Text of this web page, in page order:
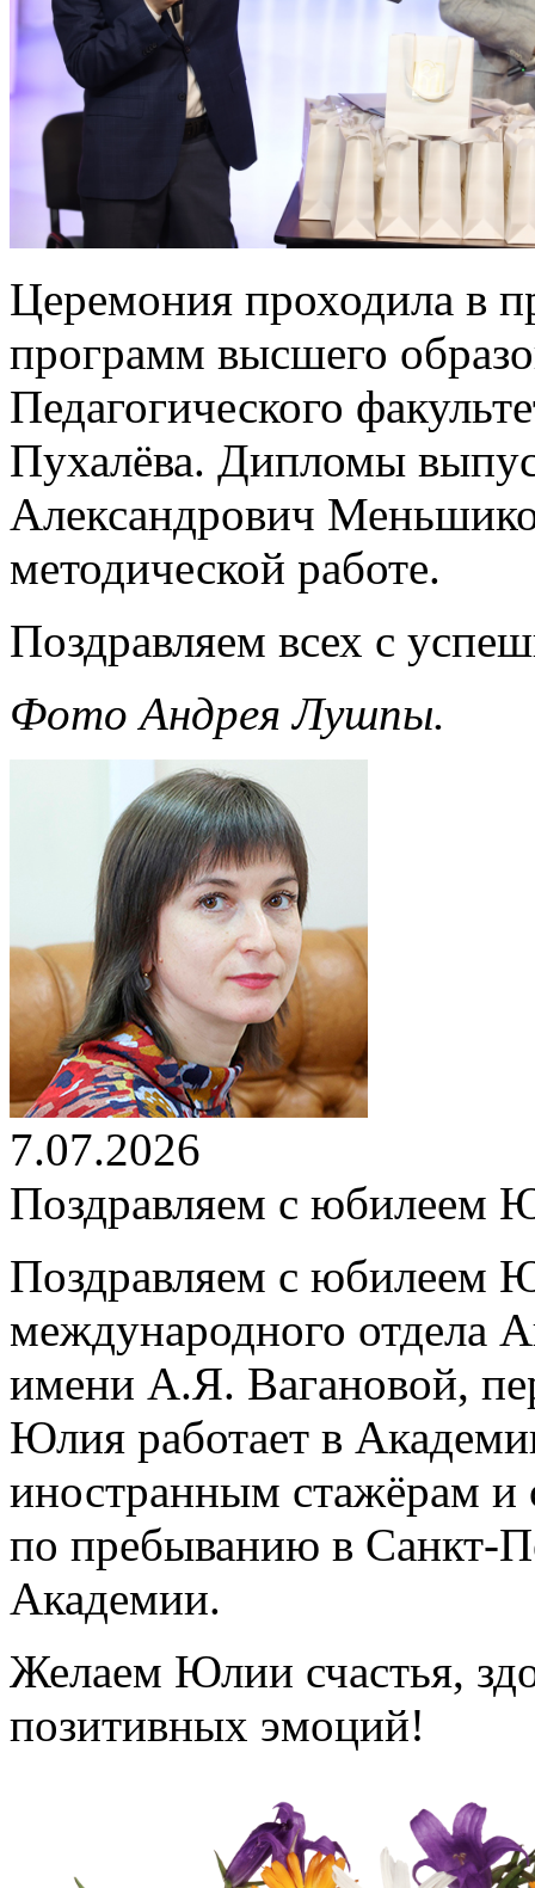
Церемония проходила в
программ высшего
Педагогического
Пухалёва. Дипломы
Александрович
методической работе.
Поздравляем всех с
Фото Андрея Лушпы.
7.07.2026
Поздравляем с юбилеем
Поздравляем с юбилеем
международного отдела
имени А.Я. Вагановой,
Юлия работает в
иностранным стажёрам и
по пребыванию в Санкт-
Академии.
Желаем Юлии счастья,
позитивных эмоций!